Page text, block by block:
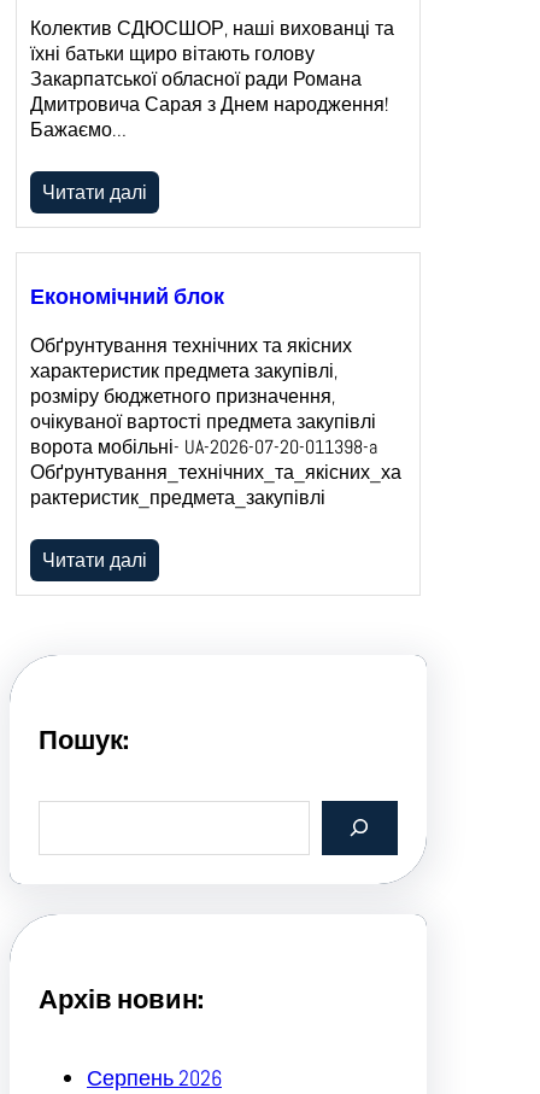
Колектив СДЮСШОР, наші вихованці та
їхні батьки щиро вітають голову
Закарпатської обласної ради Романа
Дмитровича Сарая з Днем народження!
Бажаємо…
Читати далі
Економічний блок
Обґрунтування технічних та якісних
характеристик предмета закупівлі,
розміру бюджетного призначення,
очікуваної вартості предмета закупівлі
ворота мобільні- UA-2026-07-20-011398-a
Обґрунтування_технічних_та_якісних_ха
рактеристик_предмета_закупівлі
Читати далі
Пошук:
a
c
Архів новин:
Серпень 2026